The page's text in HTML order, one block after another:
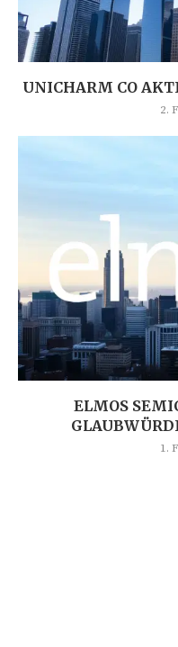
UNICHARM CO
2.
ELMOS
1.